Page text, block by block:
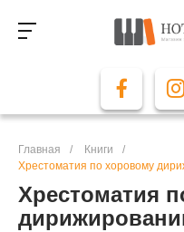
Главная / Книги
/
Хрестоматия по хоровому
Хрестоматия